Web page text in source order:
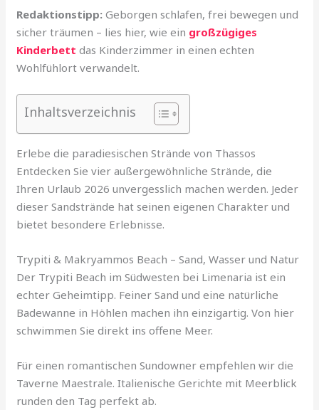
Redaktionstipp: Geborgen schlafen, frei bewegen und
sicher träumen – lies hier, wie ein großzügiges
Kinderbett das Kinderzimmer in einen echten
Wohlfühlort verwandelt.
Inhaltsverzeichnis
Erlebe die paradiesischen Strände von Thassos
Entdecken Sie vier außergewöhnliche Strände, die
Ihren Urlaub 2026 unvergesslich machen werden. Jeder
dieser Sandstrände hat seinen eigenen Charakter und
bietet besondere Erlebnisse.
Trypiti & Makryammos Beach – Sand, Wasser und Natur
Der Trypiti Beach im Südwesten bei Limenaria ist ein
echter Geheimtipp. Feiner Sand und eine natürliche
Badewanne in Höhlen machen ihn einzigartig. Von hier
schwimmen Sie direkt ins offene Meer.
Für einen romantischen Sundowner empfehlen wir die
Taverne Maestrale. Italienische Gerichte mit Meerblick
runden den Tag perfekt ab.